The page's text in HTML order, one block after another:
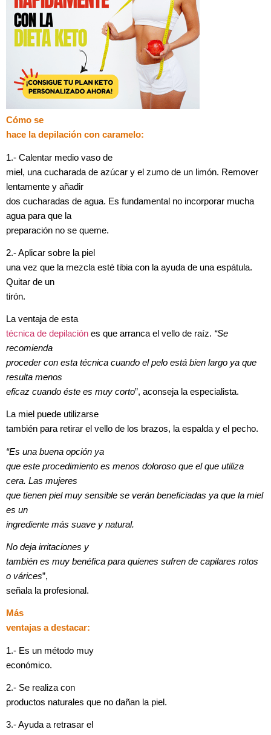
Cómo se
hace la depilación con caramelo:
1.- Calentar medio vaso de
miel, una cucharada de azúcar y el zumo de un limón. Remover
lentamente y añadir
dos cucharadas de agua. Es fundamental no incorporar mucha
agua para que la
preparación no se queme.
2.- Aplicar sobre la piel
una vez que la mezcla esté tibia con la ayuda de una espátula.
Quitar de un
tirón.
La ventaja de esta
técnica de depilación es que arranca el vello de raíz. “Se
recomienda
proceder con esta técnica cuando el pelo está bien largo ya que
resulta menos
eficaz cuando éste es muy corto”, aconseja la especialista.
La miel puede utilizarse
también para retirar el vello de los brazos, la espalda y el pecho.
“Es una buena opción ya
que este procedimiento es menos doloroso que el que utiliza
cera. Las mujeres
que tienen piel muy sensible se verán beneficiadas ya que la miel
es un
ingrediente más suave y natural.
No deja irritaciones y
también es muy benéfica para quienes sufren de capilares rotos
o várices”,
señala la profesional.
Más
ventajas a destacar:
1.- Es un método muy
económico.
2.- Se realiza con
productos naturales que no dañan la piel.
3.- Ayuda a retrasar el